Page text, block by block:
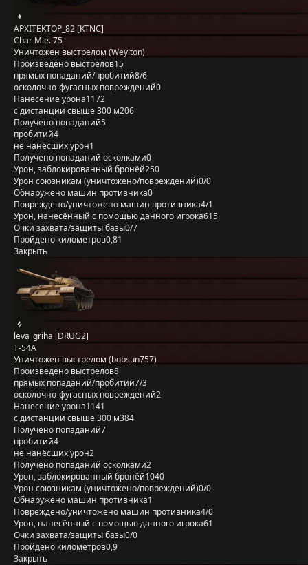
APXITEKTOP_82 [KTNC]
Char Mle. 75
Уничтожен выстрелом (Weylton)
Произведено выстрелов15
прямых попаданий/пробитий8/6
осколочно-фугасных повреждений0
Нанесение урона1172
с дистанции свыше 300 м206
Получено попаданий5
пробитий4
не нанёсших урон1
Получено попаданий осколками0
Урон, заблокированный бронёй250
Урон союзникам (уничтожено/повреждений)0/0
Обнаружено машин противника0
Повреждено/уничтожено машин противника4/1
Урон, нанесённый с помощью данного игрока615
Очки захвата/защиты базы0/7
Пройдено километров0,81
Закрыть
leva_griha [DRUG2]
Т-54А
Уничтожен выстрелом (bobsun757)
Произведено выстрелов8
прямых попаданий/пробитий7/3
осколочно-фугасных повреждений2
Нанесение урона1141
с дистанции свыше 300 м384
Получено попаданий7
пробитий4
не нанёсших урон2
Получено попаданий осколками2
Урон, заблокированный бронёй1040
Урон союзникам (уничтожено/повреждений)0/0
Обнаружено машин противника1
Повреждено/уничтожено машин противника4/0
Урон, нанесённый с помощью данного игрока61
Очки захвата/защиты базы0/0
Пройдено километров0,9
Закрыть